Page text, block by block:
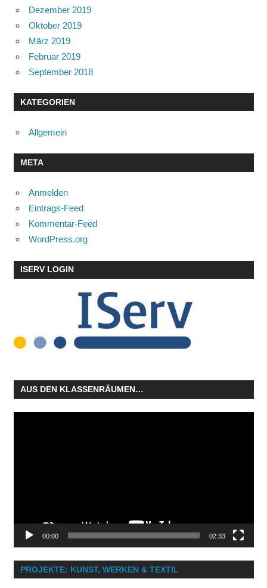
Dezember 2019
Oktober 2019
März 2019
Februar 2019
September 2018
KATEGORIEN
Allgemein
META
Anmelden
Eintrags-Feed
Kommentar-Feed
WordPress.org
ISERV LOGIN
AUS DEN KLASSENRÄUMEN…
00:00 02:33
PROJEKTE: KUNST, WERKEN & TEXTIL